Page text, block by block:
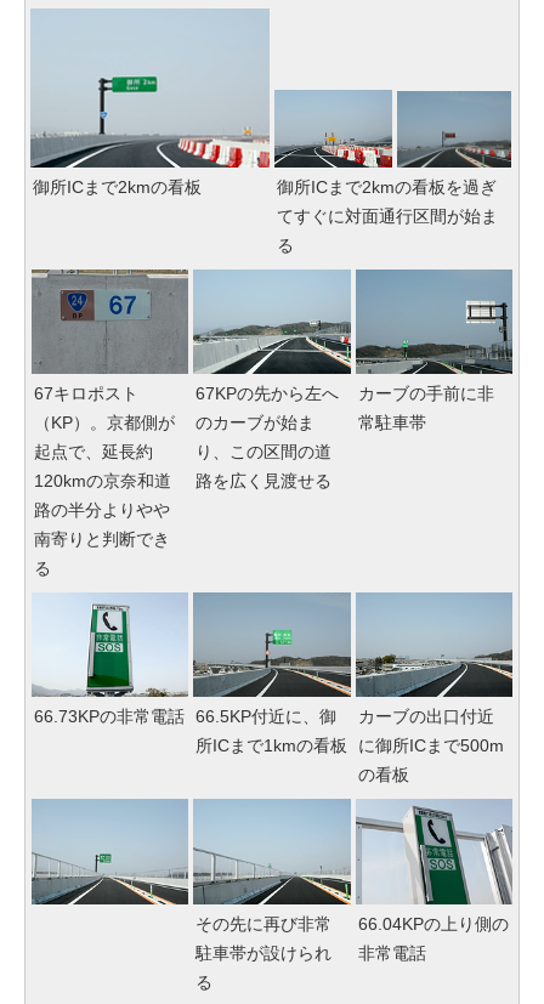
御所ICまで2kmの看板
御所ICまで2kmの看板を過ぎ
てすぐに対面通行区間が始ま
る
67キロポスト
（KP）。京都側が
起点で、延長約
120kmの京奈和道
路の半分よりやや
南寄りと判断でき
る
67KPの先から左へ
のカーブが始ま
り、この区間の道
路を広く見渡せる
カーブの手前に非
常駐車帯
66.73KPの非常電話 66.5KP付近に、御
所ICまで1kmの看板
カーブの出口付近
に御所ICまで500m
の看板
その先に再び非常
駐車帯が設けられ
る
66.04KPの上り側の
非常電話